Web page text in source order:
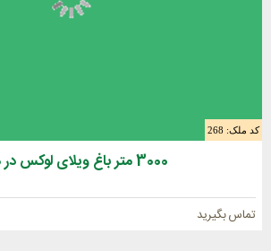
کد ملک: 268
3000 متر باغ ویلای لوکس در ملارد
تماس بگیرید